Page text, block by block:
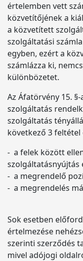
értelemben vett
közvetítőjének a
a közvetített
szolgáltatási
egyben, ezért a
számlázza ki,
különbözetet.
Az Áfatörvény 15.
szolgáltatás
szolgáltatás
következő 3
- a felek között
szolgáltatásnyújtás
- a megrendelő
- a megrendelés
Sok esetben
értelmezése
szerinti szerződés
mivel adójogi